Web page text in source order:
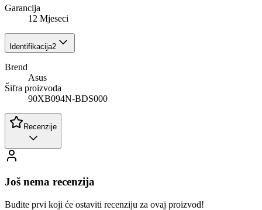
Garancija
12 Mjeseci
Identifikacija2
Brend
Asus
Šifra proizvoda
90XB094N-BDS000
Recenzije
Još nema recenzija
Budite prvi koji će ostaviti recenziju za ovaj proizvod!